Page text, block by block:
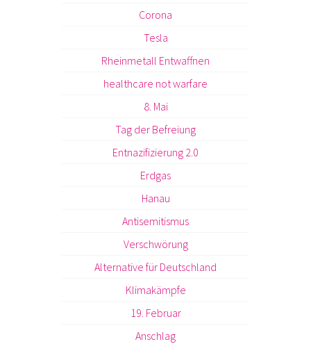
Corona
Tesla
Rheinmetall Entwaffnen
healthcare not warfare
8. Mai
Tag der Befreiung
Entnazifizierung 2.0
Erdgas
Hanau
Antisemitismus
Verschwörung
Alternative für Deutschland
Klimakämpfe
19. Februar
Anschlag